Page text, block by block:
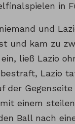
in
und
und kam zu
ließ Lazio
Lazio
der
einem
Ball nach